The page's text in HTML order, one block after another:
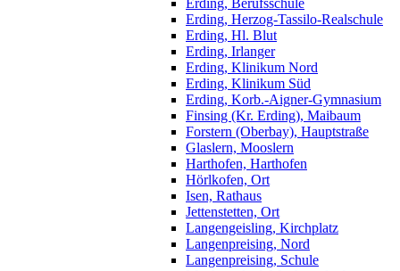
Erding, Berufsschule
Erding, Herzog-Tassilo-Realschule
Erding, Hl. Blut
Erding, Irlanger
Erding, Klinikum Nord
Erding, Klinikum Süd
Erding, Korb.-Aigner-Gymnasium
Finsing (Kr. Erding), Maibaum
Forstern (Oberbay), Hauptstraße
Glaslern, Mooslern
Harthofen, Harthofen
Hörlkofen, Ort
Isen, Rathaus
Jettenstetten, Ort
Langengeisling, Kirchplatz
Langenpreising, Nord
Langenpreising, Schule